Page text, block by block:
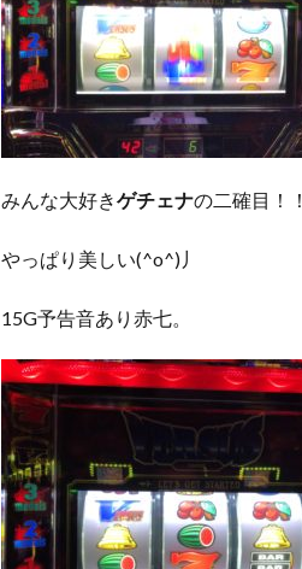
みんな大好きゲチェナの二確目！！
やっぱり美しい(^o^)丿
15G予告音あり赤七。